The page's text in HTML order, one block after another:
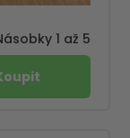
1 až 5